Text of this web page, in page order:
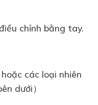
chỉnh bằng tay.
các loại nhiên
dưới）